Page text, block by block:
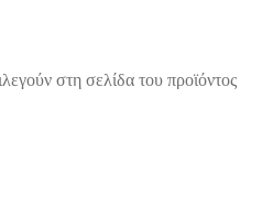
στη σελίδα του προϊόντος